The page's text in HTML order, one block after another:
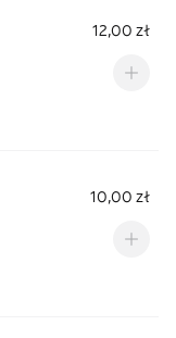
12,00 zł
10,00 zł